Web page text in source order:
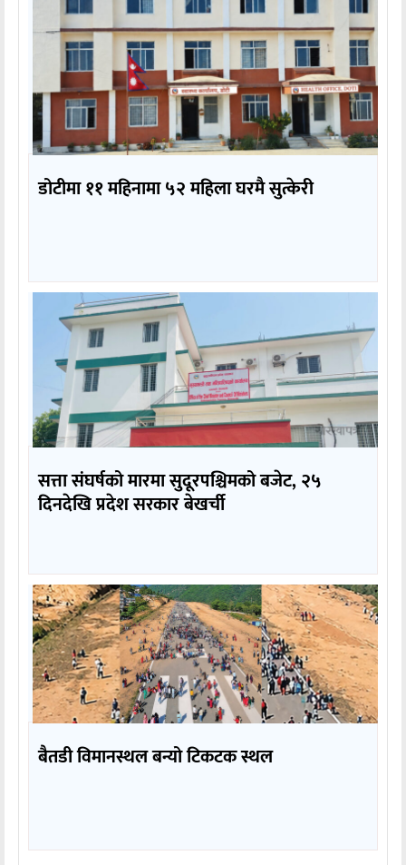
डोटीमा ११ महिनामा ५२ महिला घरमै सुत्केरी
सत्ता संघर्षको मारमा सुदूरपश्चिमको बजेट, २५
दिनदेखि प्रदेश सरकार बेखर्ची
बैतडी विमानस्थल बन्यो टिकटक स्थल